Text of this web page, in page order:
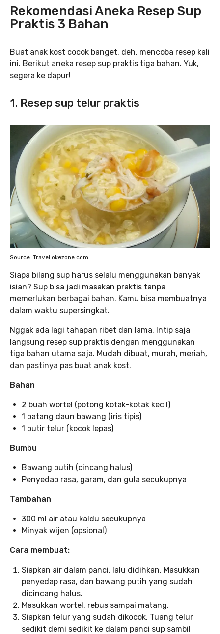
Rekomendasi Aneka Resep Sup
Praktis 3 Bahan
Buat anak kost cocok banget, deh, mencoba resep kali
ini. Berikut aneka resep sup praktis tiga bahan. Yuk,
segera ke dapur!
1. Resep sup telur praktis
Source: Travel.okezone.com
Siapa bilang sup harus selalu menggunakan banyak
isian? Sup bisa jadi masakan praktis tanpa
memerlukan berbagai bahan. Kamu bisa membuatnya
dalam waktu supersingkat.
Nggak ada lagi tahapan ribet dan lama. Intip saja
langsung resep sup praktis dengan menggunakan
tiga bahan utama saja. Mudah dibuat, murah, meriah,
dan pastinya pas buat anak kost.
Bahan
2 buah wortel (potong kotak-kotak kecil)
1 batang daun bawang (iris tipis)
1 butir telur (kocok lepas)
Bumbu
Bawang putih (cincang halus)
Penyedap rasa, garam, dan gula secukupnya
Tambahan
300 ml air atau kaldu secukupnya
Minyak wijen (opsional)
Cara membuat:
Siapkan air dalam panci, lalu didihkan. Masukkan
penyedap rasa, dan bawang putih yang sudah
dicincang halus.
Masukkan wortel, rebus sampai matang.
Siapkan telur yang sudah dikocok. Tuang telur
sedikit demi sedikit ke dalam panci sup sambil